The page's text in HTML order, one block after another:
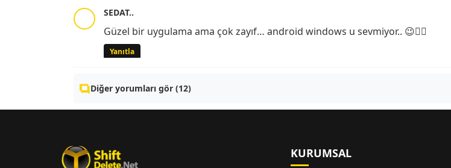
SEDAT..
Güzel bir uygulama ama çok zayıf… android windows u sevmiyor.. 😉👍🏻
Yanıtla
Diğer yorumları gör (12)
KURUMSAL